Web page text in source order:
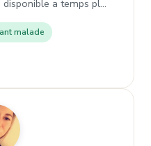
disponible a temps pl…
malade